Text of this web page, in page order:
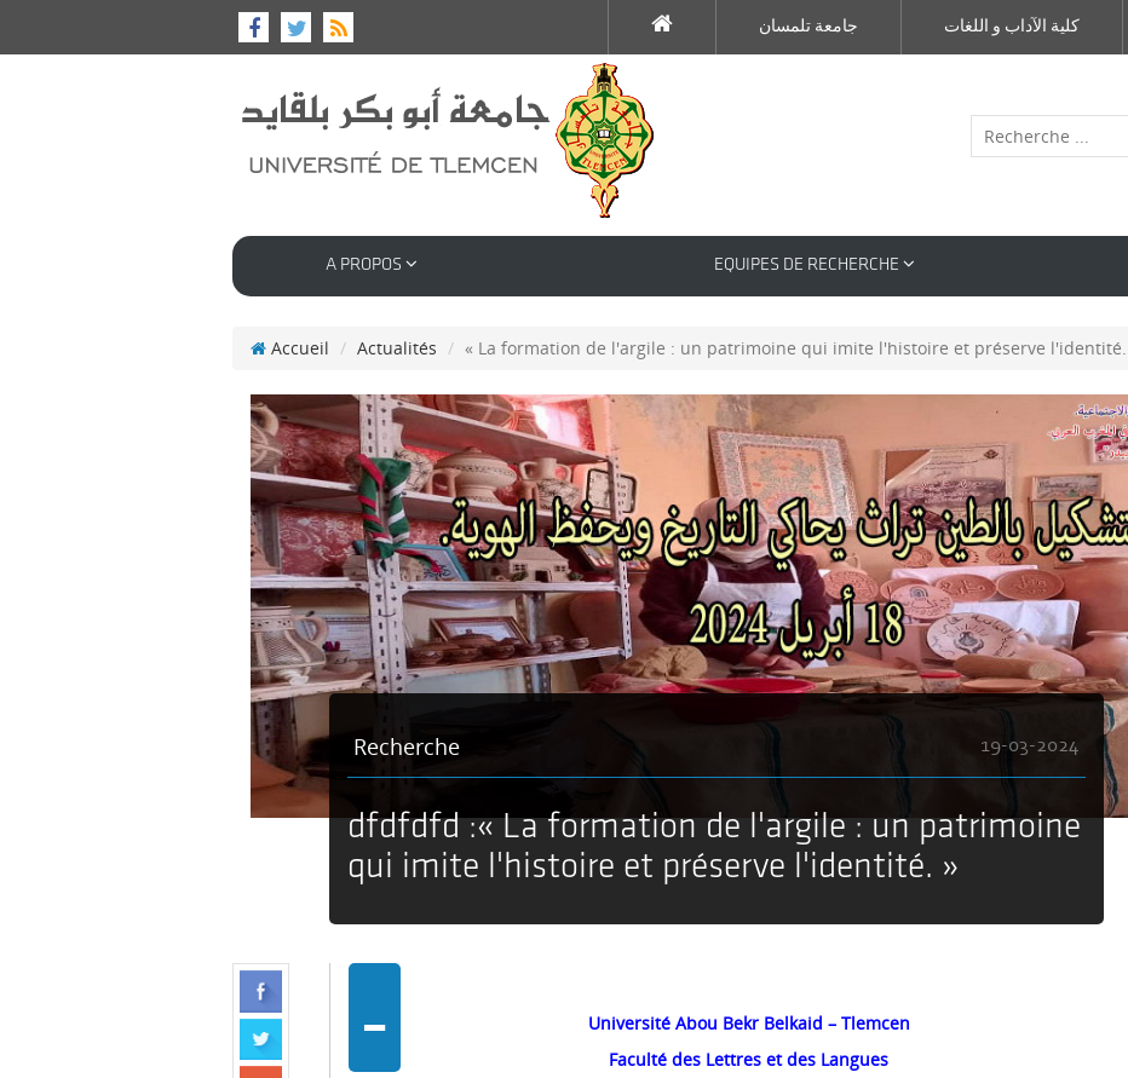
كلية الآداب و اللغات جامعة تلمسان
A PROPOS EQUIPES DE RECHERCHE
Accueil Actualités « La formation de l'argile : un patrimoine qui imite l'histoire et préserve
Recherche 19-03-2024
dfdfdfd :« La formation de l'argile : un patrimoine
qui imite l'histoire et préserve l'identité. »
-
Université Abou Bekr Belkaid – Tlemcen
Faculté des Lettres et des Langues